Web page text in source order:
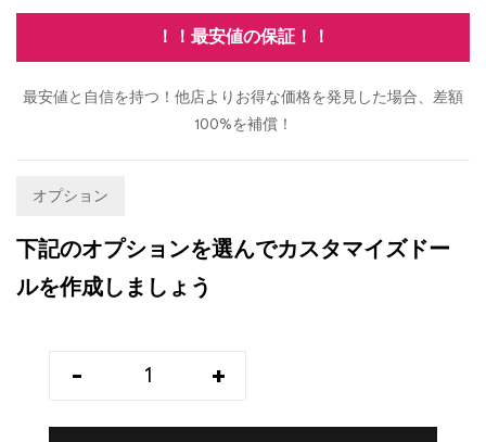
！！最安値の保証！！
最安値と自信を持つ！他店よりお得な価格を発見した場合、差額
100%を補償！
オプション
下記のオプションを選んでカスタマイズドー
ルを作成しましょう
- +